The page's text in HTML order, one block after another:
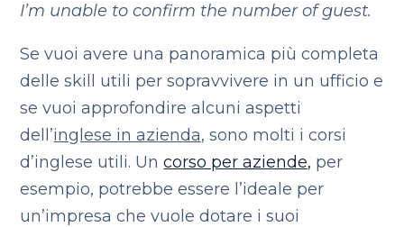
I’m unable to confirm the number of guest.
Se vuoi avere una panoramica più completa
delle skill utili per sopravvivere in un ufficio e
se vuoi approfondire alcuni aspetti
dell’inglese in azienda, sono molti i corsi
d’inglese utili. Uncorso per aziende, per
esempio, potrebbe essere l’ideale per
un’impresa che vuole dotare i suoi